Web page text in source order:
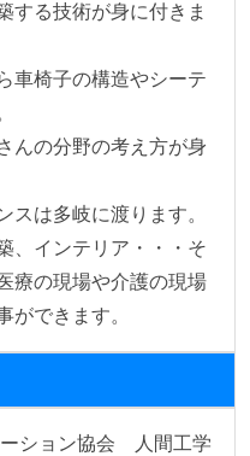
する技術が身に付きま
車椅子の構造やシーテ
んの分野の考え方が身
スは多岐に渡ります。
、インテリア・・・そ
療の現場や介護の現場
ができます。
ション協会　人間工学